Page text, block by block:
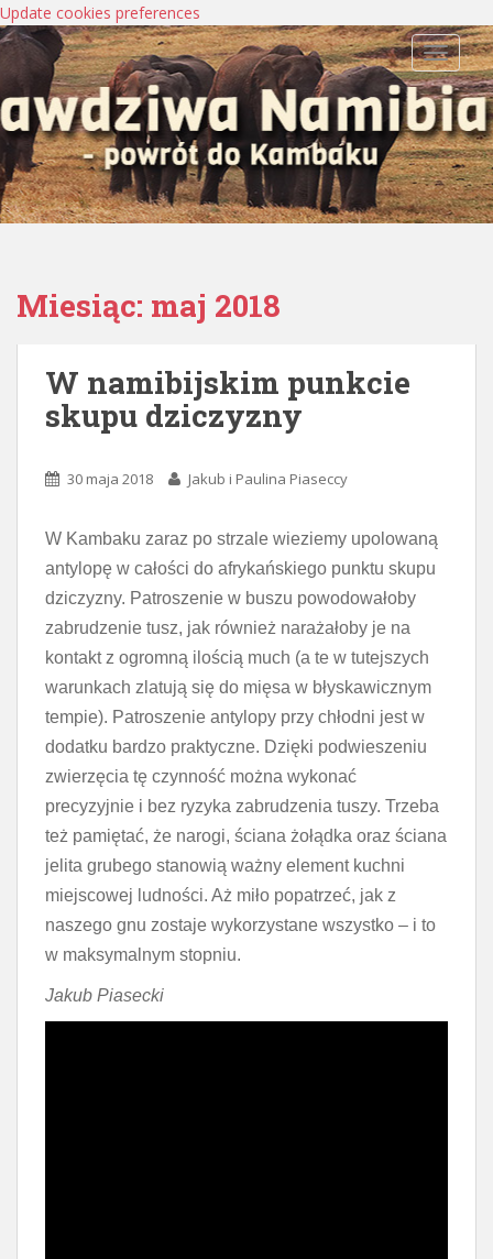
Update cookies preferences
Miesiąc: maj 2018
W namibijskim punkcie
skupu dziczyzny
30 maja 2018 Jakub i Paulina Piaseccy
W Kambaku zaraz po strzale wieziemy upolowaną
antylopę w całości do afrykańskiego punktu skupu
dziczyzny. Patroszenie w buszu powodowałoby
zabrudzenie tusz, jak również narażałoby je na
kontakt z ogromną ilością much (a te w tutejszych
warunkach zlatują się do mięsa w błyskawicznym
tempie). Patroszenie antylopy przy chłodni jest w
dodatku bardzo praktyczne. Dzięki podwieszeniu
zwierzęcia tę czynność można wykonać
precyzyjnie i bez ryzyka zabrudzenia tuszy. Trzeba
też pamiętać, że narogi, ściana żołądka oraz ściana
jelita grubego stanowią ważny element kuchni
miejscowej ludności. Aż miło popatrzeć, jak z
naszego gnu zostaje wykorzystane wszystko – i to
w maksymalnym stopniu.
Jakub Piasecki